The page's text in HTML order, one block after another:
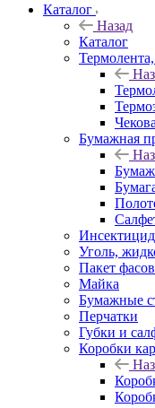
Каталог
Назад
Каталог
Бумажная
Уголь,
Пакет
Майка
Бумажные
Перчатки
Губки и
Коробки